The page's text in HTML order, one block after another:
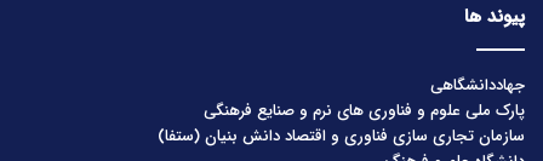
پیوند ها
جهاددانشگاهی
پارک ملی علوم و فناوری های نرم و صنایع فرهنگی
سازمان تجاری سازی فناوری و اقتصاد دانش بنیان (ستفا)